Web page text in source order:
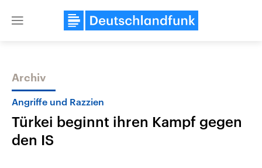
Close
Themen
Archiv
Angriffe und Razzien
Türkei beginnt ihren Kampf gegen
den IS